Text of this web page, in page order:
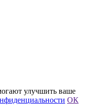
улучшить ваше
ОК